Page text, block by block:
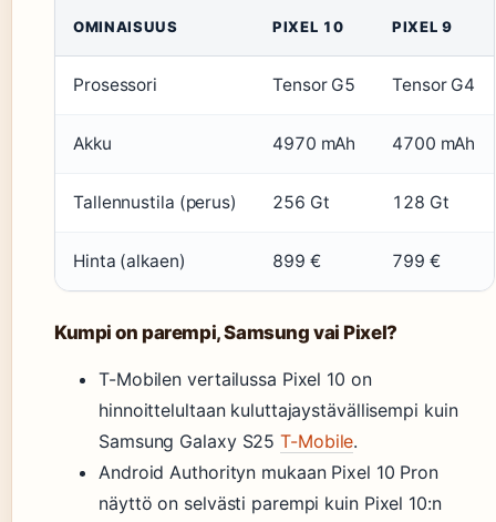
OMINAISUUS PIXEL 10 PIXEL 9
Prosessori Tensor G5 Tensor G4
Akku 4970 mAh 4700 mAh
Tallennustila (perus) 256 Gt 128 Gt
Hinta (alkaen) 899 € 799 €
Kumpi on parempi, Samsung vai Pixel?
T-Mobilen vertailussa Pixel 10 on
hinnoittelultaan kuluttajaystävällisempi kuin
Samsung Galaxy S25T-Mobile.
Android Authorityn mukaan Pixel 10 Pron
näyttö on selvästi parempi kuin Pixel 10:n